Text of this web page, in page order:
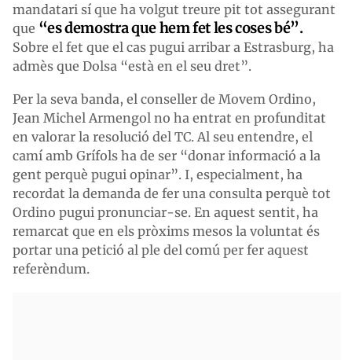
mandatari sí que ha volgut treure pit tot assegurant
que “es demostra que hem fet les coses bé”.
Sobre el fet que el cas pugui arribar a Estrasburg, ha
admès que Dolsa “està en el seu dret”.
Per la seva banda, el conseller de Movem Ordino,
Jean Michel Armengol no ha entrat en profunditat
en valorar la resolució del TC. Al seu entendre, el
camí amb Grífols ha de ser “donar informació a la
gent perquè pugui opinar”. I, especialment, ha
recordat la demanda de fer una consulta perquè tot
Ordino pugui pronunciar-se. En aquest sentit, ha
remarcat que en els pròxims mesos la voluntat és
portar una petició al ple del comú per fer aquest
referèndum.